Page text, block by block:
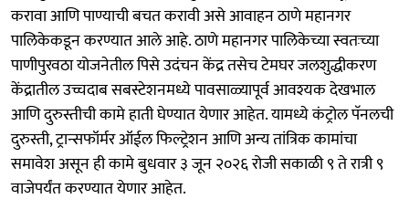
करावा आणि पाण्याची बचत करावी असे आवाहन ठाणे महानगर
पालिकेकडून करण्यात आले आहे. ठाणे महानगर पालिकेच्या स्वतःच्या
पाणीपुरवठा योजनेतील पिसे उदंचन केंद्र तसेच टेमघर जलशुद्धीकरण
केंद्रातील उच्चदाब सबस्टेशनमध्ये पावसाळ्यापूर्व आवश्यक देखभाल
आणि दुरुस्तीची कामे हाती घेण्यात येणार आहेत. यामध्ये कंट्रोल पॅनलची
दुरुस्ती, ट्रान्सफॉर्मर ऑईल फिल्ट्रेशन आणि अन्य तांत्रिक कामांचा
समावेश असून ही कामे बुधवार ३ जून २०२६ रोजी सकाळी ९ ते रात्री ९
वाजेपर्यंत करण्यात येणार आहेत.